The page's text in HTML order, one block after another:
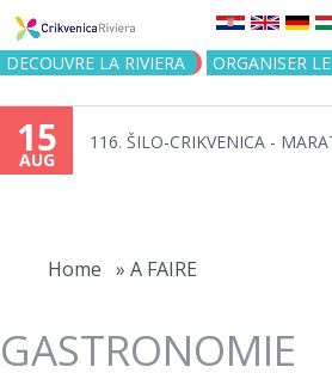
Jump to
DECOUVRE LA RIVIERA ORGANISER
15
AUG
116. ŠILO-CRIKVENICA -
Home » A FAIRE
GASTRONOMIE